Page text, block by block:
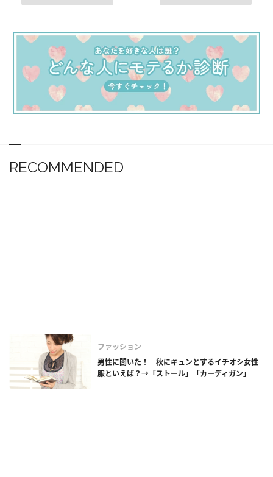
RECOMMENDED
ファッション
男性に聞いた！ 秋にキュンとするイチオシ女性
服といえば？→「ストール」「カーディガン」